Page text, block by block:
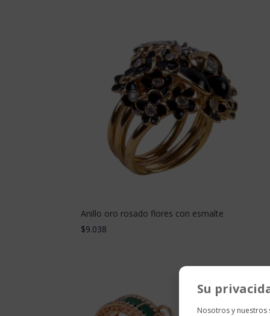
Anillo oro rosado flores con esmalte
$9.038
Su
Nosotros y nuestros